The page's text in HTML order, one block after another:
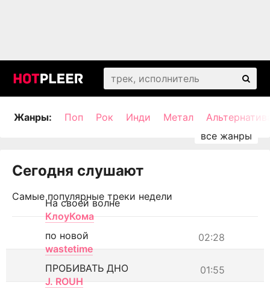
Жанры: Поп Рок Инди Метал
Сегодня слушают
Самые популярные треки недели
На своей волне
КлоуКома
02:28
по новой
wastetime
01:55
ПРОБИВАТЬ ДНО
J. ROUH